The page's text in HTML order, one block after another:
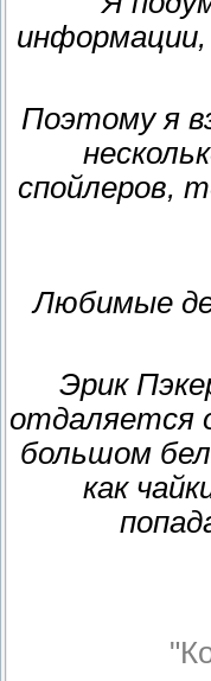
Поэтому я
спойлеров,
Любимые
Эрик
отдаляется
большом
как